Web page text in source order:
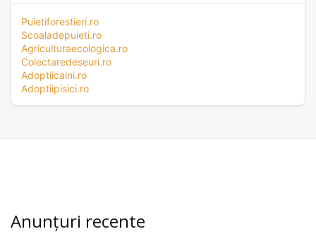
Puietiforestieri.ro
Scoaladepuieti.ro
Agriculturaecologica.ro
Colectaredeseuri.ro
Adoptiicaini.ro
Adoptiipisici.ro
Anunțuri recente